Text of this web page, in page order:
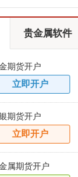
贵金属软件
期货开户
立即开户
期货开户
立即开户
属期货开户